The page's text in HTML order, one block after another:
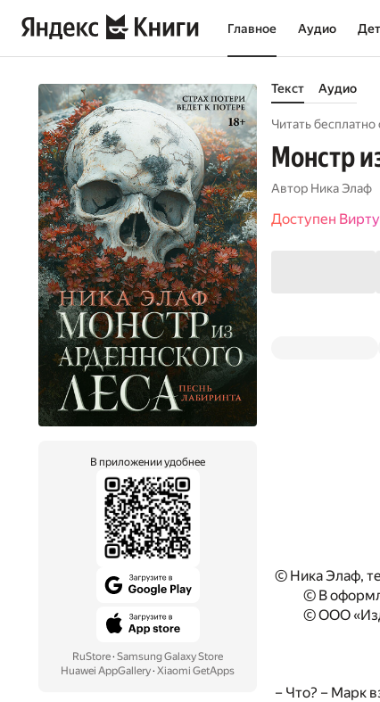
Главное Аудио
В приложении удобнее
RuStore· Samsung Galaxy Store
Huawei AppGallery· Xiaomi GetApps
Текст Аудио
Читать бесплатно
Монстр
Автор Ника Элаф
Доступен
© Ника Элаф,
© В
© ООО
– Что? – Марк